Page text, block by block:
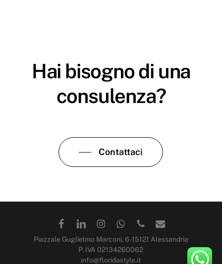
Hai bisogno di una
consulenza?
Contattaci
Piazzale Guglielmo Marconi, 6 -15121 Alessandria
P. IVA 02134260062
info@floridastyle.it